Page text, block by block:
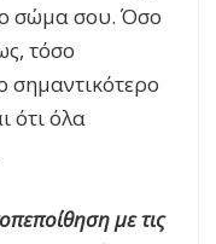
σώμα σου. Όσο
τόσο
σημαντικότερο
ότι όλα
με τις